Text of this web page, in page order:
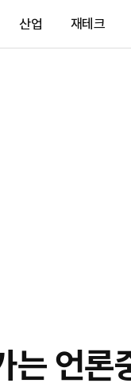
산업 재테크
는 언